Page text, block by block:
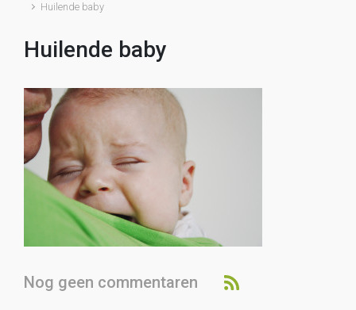
Huilende baby
Huilende baby
Nog geen commentaren